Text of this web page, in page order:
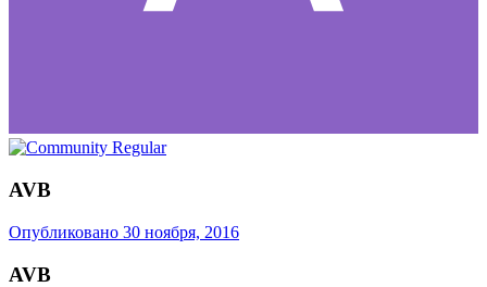
AVB
Опубликовано 30 ноября, 2016
AVB